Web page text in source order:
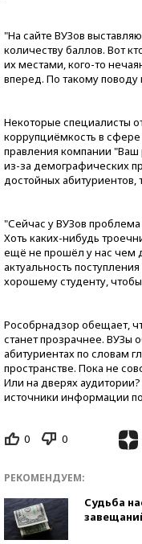
"На сайте ВУЗов
количеству баллов. Вот
их местами, кого-то
вперед. По такому
Некоторые специалисты
коррупциёмкость в
правления компании "Ваш
из-за демографических
достойных абитуриентов,
"Сейчас у ВУЗов
Хоть каких-нибудь
ещё не прошёл у нас чем
актуальность
хорошему студенту,
Рособрнадзор обещает,
станет прозрачнее.
абитуриентах по словам
пространстве. Пока не
Или на дверях
источники информации
0 0
РЕКОМЕНДУЕМ:
Судьба